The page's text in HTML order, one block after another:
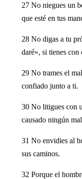
27 No niegues un
que esté en tus
28 No digas a tu
daré», si tienes con
29 No trames el
confiado junto a ti.
30 No litigues con
causado ningún
31 No envidies al
sus caminos.
32 Porque el